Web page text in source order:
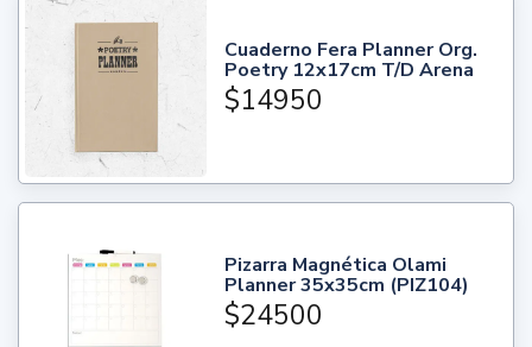
Cuaderno Fera Planner Org.
Poetry 12x17cm T/D Arena
$14950
Pizarra Magnética Olami
Planner 35x35cm (PIZ104)
$24500